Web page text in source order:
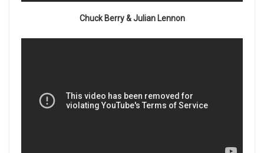
Chuck Berry & Julian Lennon